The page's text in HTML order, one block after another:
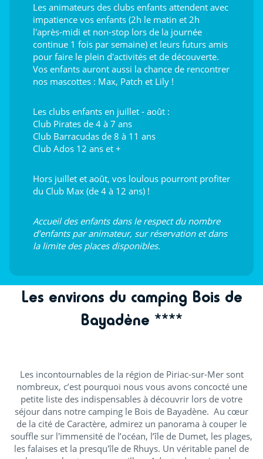
Les animateurs des clubs enfants attendent avec
impatience vos enfants (2h le matin et 2h
l'après-midi et non-stop lors de la journée
continue 1 fois par semaine) et leurs futurs amis
pour faire le plein d'activités et de découverte.
Vos enfants auront aussi la chance de rencontrer
nos mascottes : Max, Patch et Lily !
Les clubs enfants en juillet - août :
Club Pirates de 4 à 7 ans
Club Barracudas de 8 à 11 ans
Club Ados 12 ans et +
Hors juillet et août, vos loulous pourront profiter
du Club Max (de 4 à 12 ans) !
Accueil des enfants dans le respect du nombre
d’enfants par animateur, sur réservation et dans
la limite des places disponibles.
Les environs du camping Bois de
Bayadène ****
Les incontournables de la région de Piriac-sur-Mer sont
nombreux, c’est pourquoi nous vous avons concocté une
petite liste des indispensables à découvrir lors de votre
séjour dans notre camping le Bois de Bayadène. Au cœur
de la cité de Caractère, admirez un panorama à couper le
souffle sur l'immensité de l’océan, l’île de Dumet, les plages,
les falaises et la presqu'île de Rhuys. Un véritable panel de